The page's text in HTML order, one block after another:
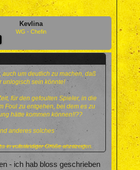
Kevlina
WG - Chefin
auch um deutlich zu machen, daß
unlogisch sein könnte!
für den gefoulten Spieler, in die
Foul zu entgehen, bei dem es zu
hätte kommen können!!??
anderes solches
zumindest "fragwürdige"
ich geschrieben habe.
in vollständiger Größe anzuzeigen.
- ich hab bloss geschrieben